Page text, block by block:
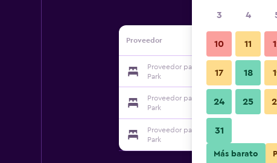
Proveedor
Proveedor para Mandurah Caravan and
Park
Proveedor para Mandurah Caravan and
Park
Proveedor para Mandurah Caravan and
Park
3 4
10 11
17 18
24 25
31
Más barato